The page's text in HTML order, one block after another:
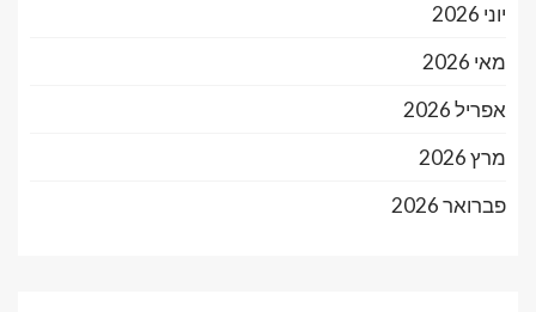
יוני 2026
מאי 2026
אפריל 2026
מרץ 2026
פברואר 2026